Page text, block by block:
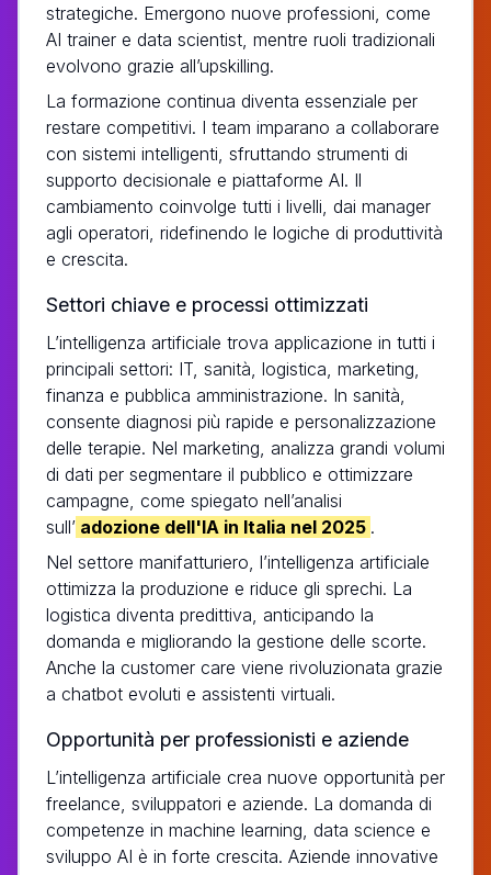
strategiche. Emergono nuove professioni, come
AI trainer e data scientist, mentre ruoli tradizionali
evolvono grazie all’upskilling.
La formazione continua diventa essenziale per
restare competitivi. I team imparano a collaborare
con sistemi intelligenti, sfruttando strumenti di
supporto decisionale e piattaforme AI. Il
cambiamento coinvolge tutti i livelli, dai manager
agli operatori, ridefinendo le logiche di produttività
e crescita.
Settori chiave e processi ottimizzati
L’intelligenza artificiale trova applicazione in tutti i
principali settori: IT, sanità, logistica, marketing,
finanza e pubblica amministrazione. In sanità,
consente diagnosi più rapide e personalizzazione
delle terapie. Nel marketing, analizza grandi volumi
di dati per segmentare il pubblico e ottimizzare
campagne, come spiegato nell’analisi
sull’ adozione dell'IA in Italia nel 2025 .
Nel settore manifatturiero, l’intelligenza artificiale
ottimizza la produzione e riduce gli sprechi. La
logistica diventa predittiva, anticipando la
domanda e migliorando la gestione delle scorte.
Anche la customer care viene rivoluzionata grazie
a chatbot evoluti e assistenti virtuali.
Opportunità per professionisti e aziende
L’intelligenza artificiale crea nuove opportunità per
freelance, sviluppatori e aziende. La domanda di
competenze in machine learning, data science e
sviluppo AI è in forte crescita. Aziende innovative